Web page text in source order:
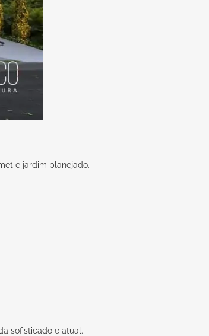
e jardim planejado.
sofisticado e atual.